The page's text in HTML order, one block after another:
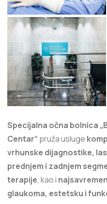
Specijalna očna bolnica
Centar“ pruža usluge
vrhunske dijagnostike,
prednjem i zadnjem
terapije, kao i
glaukoma, estetsku i